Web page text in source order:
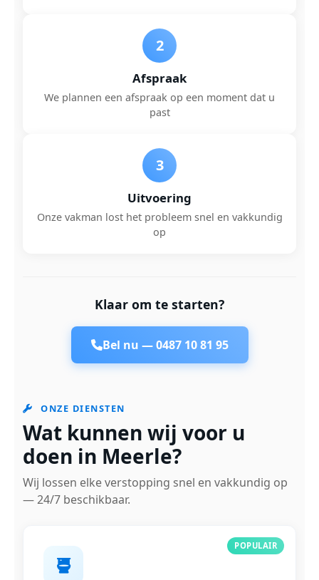
2
Afspraak
We plannen een afspraak op een moment dat u
past
3
Uitvoering
Onze vakman lost het probleem snel en vakkundig
op
Klaar om te starten?
Bel nu —0487 10 81 95
ONZE DIENSTEN
Wat kunnen wij voor u
doen in Meerle?
Wij lossen elke verstopping snel en vakkundig op
— 24/7 beschikbaar.
POPULAIR